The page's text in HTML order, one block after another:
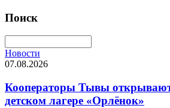
Поиск
Новости
07.08.2026
Кооператоры Тывы
детском лагере «Орлёнок»